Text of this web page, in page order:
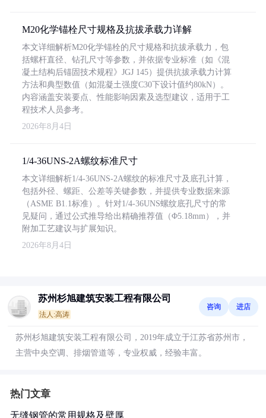
M20化学锚栓尺寸规格及抗拔承载力详解
本文详细解析M20化学锚栓的尺寸规格和抗拔承载力，包
括螺杆直径、钻孔尺寸等参数，并依据专业标准（如《混
凝土结构后锚固技术规程》JGJ 145）提供抗拔承载力计算
方法和典型数值（如混凝土强度C30下设计值约80kN）。
内容涵盖安装要点、性能影响因素及选型建议，适用于工
程技术人员参考。
2026年8月4日
1/4-36UNS-2A螺纹标准尺寸
本文详细解析1/4-36UNS-2A螺纹的标准尺寸及底孔计算，
包括外径、螺距、公差等关键参数，并提供专业数据来源
（ASME B1.1标准）。针对1/4-36UNS螺纹底孔尺寸的常
见疑问，通过公式推导给出精确推荐值（Φ5.18mm），并
附加工艺建议与扩展知识。
2026年8月4日
苏州杉旭建筑安装工程有限公司
法人:高涛
咨询 进店
苏州杉旭建筑安装工程有限公司，2019年成立于江苏省苏州市，
主营中央空调、排烟管道等，专业权威，经验丰富。
热门文章
无缝钢管的常用规格及壁厚